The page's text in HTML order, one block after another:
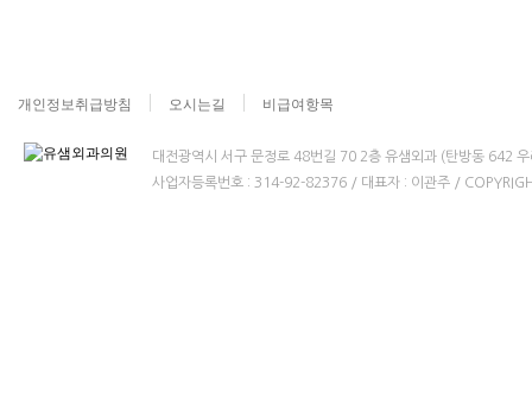
개인정보취급방침 오시는길 비급여항목
대전광역시 서구 문정로 48번길 70 2층 유샘외과 (탄방동
사업자등록번호 : 314-92-82376 / 대표자 : 이관주 /